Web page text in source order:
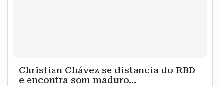
Christian Chávez se distancia do RBD
e encontra som maduro...